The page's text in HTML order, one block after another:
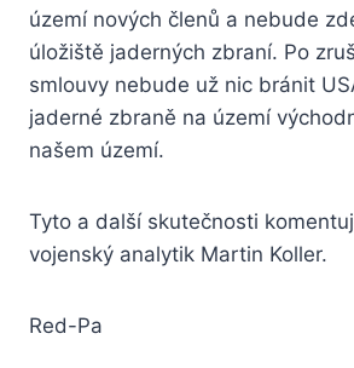
území nových členů a nebude
úložiště jaderných zbraní. Po
smlouvy nebude už nic bránit
jaderné zbraně na území
našem území.
Tyto a další skutečnosti
vojenský analytik Martin Koller.
Red-Pa